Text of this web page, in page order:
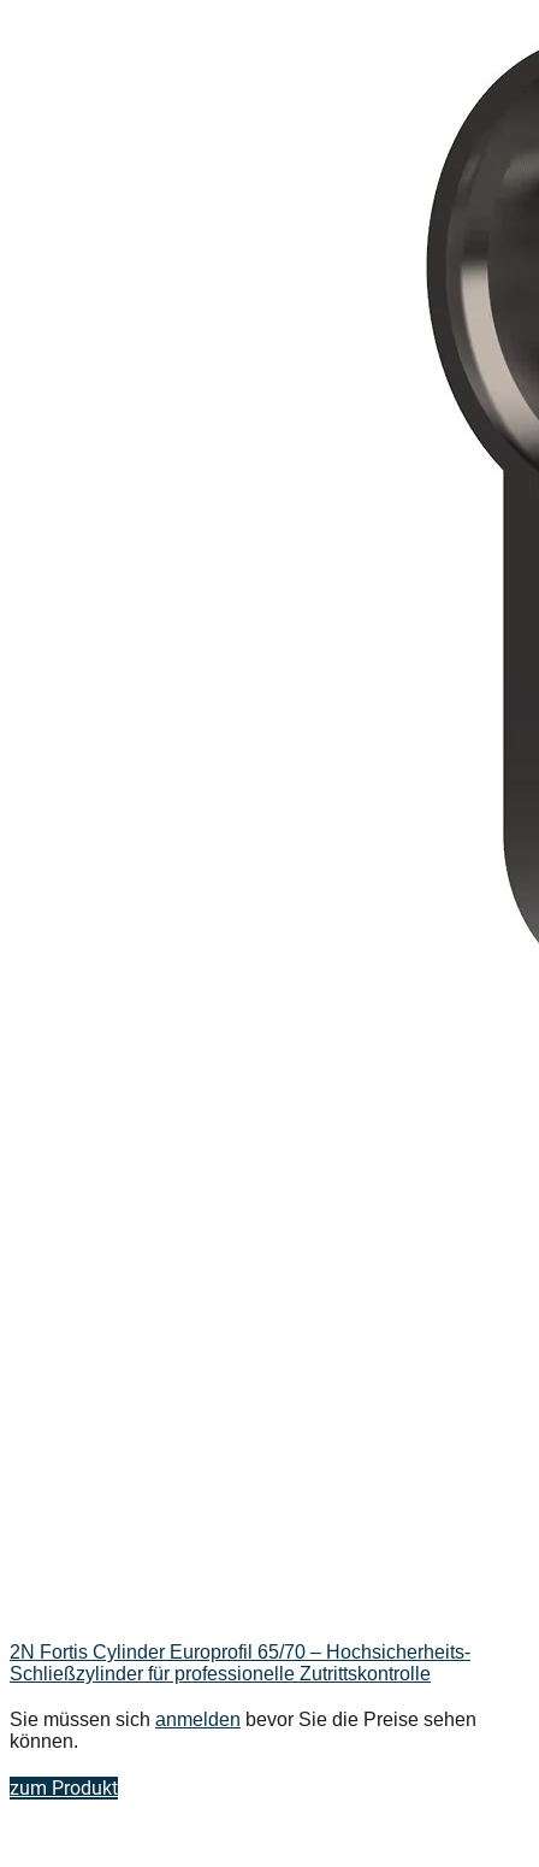
2N Fortis Cylinder Europrofil 65/70 – Hochsicherheits-
Schließzylinder für professionelle Zutrittskontrolle
Sie müssen sich anmelden bevor Sie die Preise sehen
können.
zum Produkt